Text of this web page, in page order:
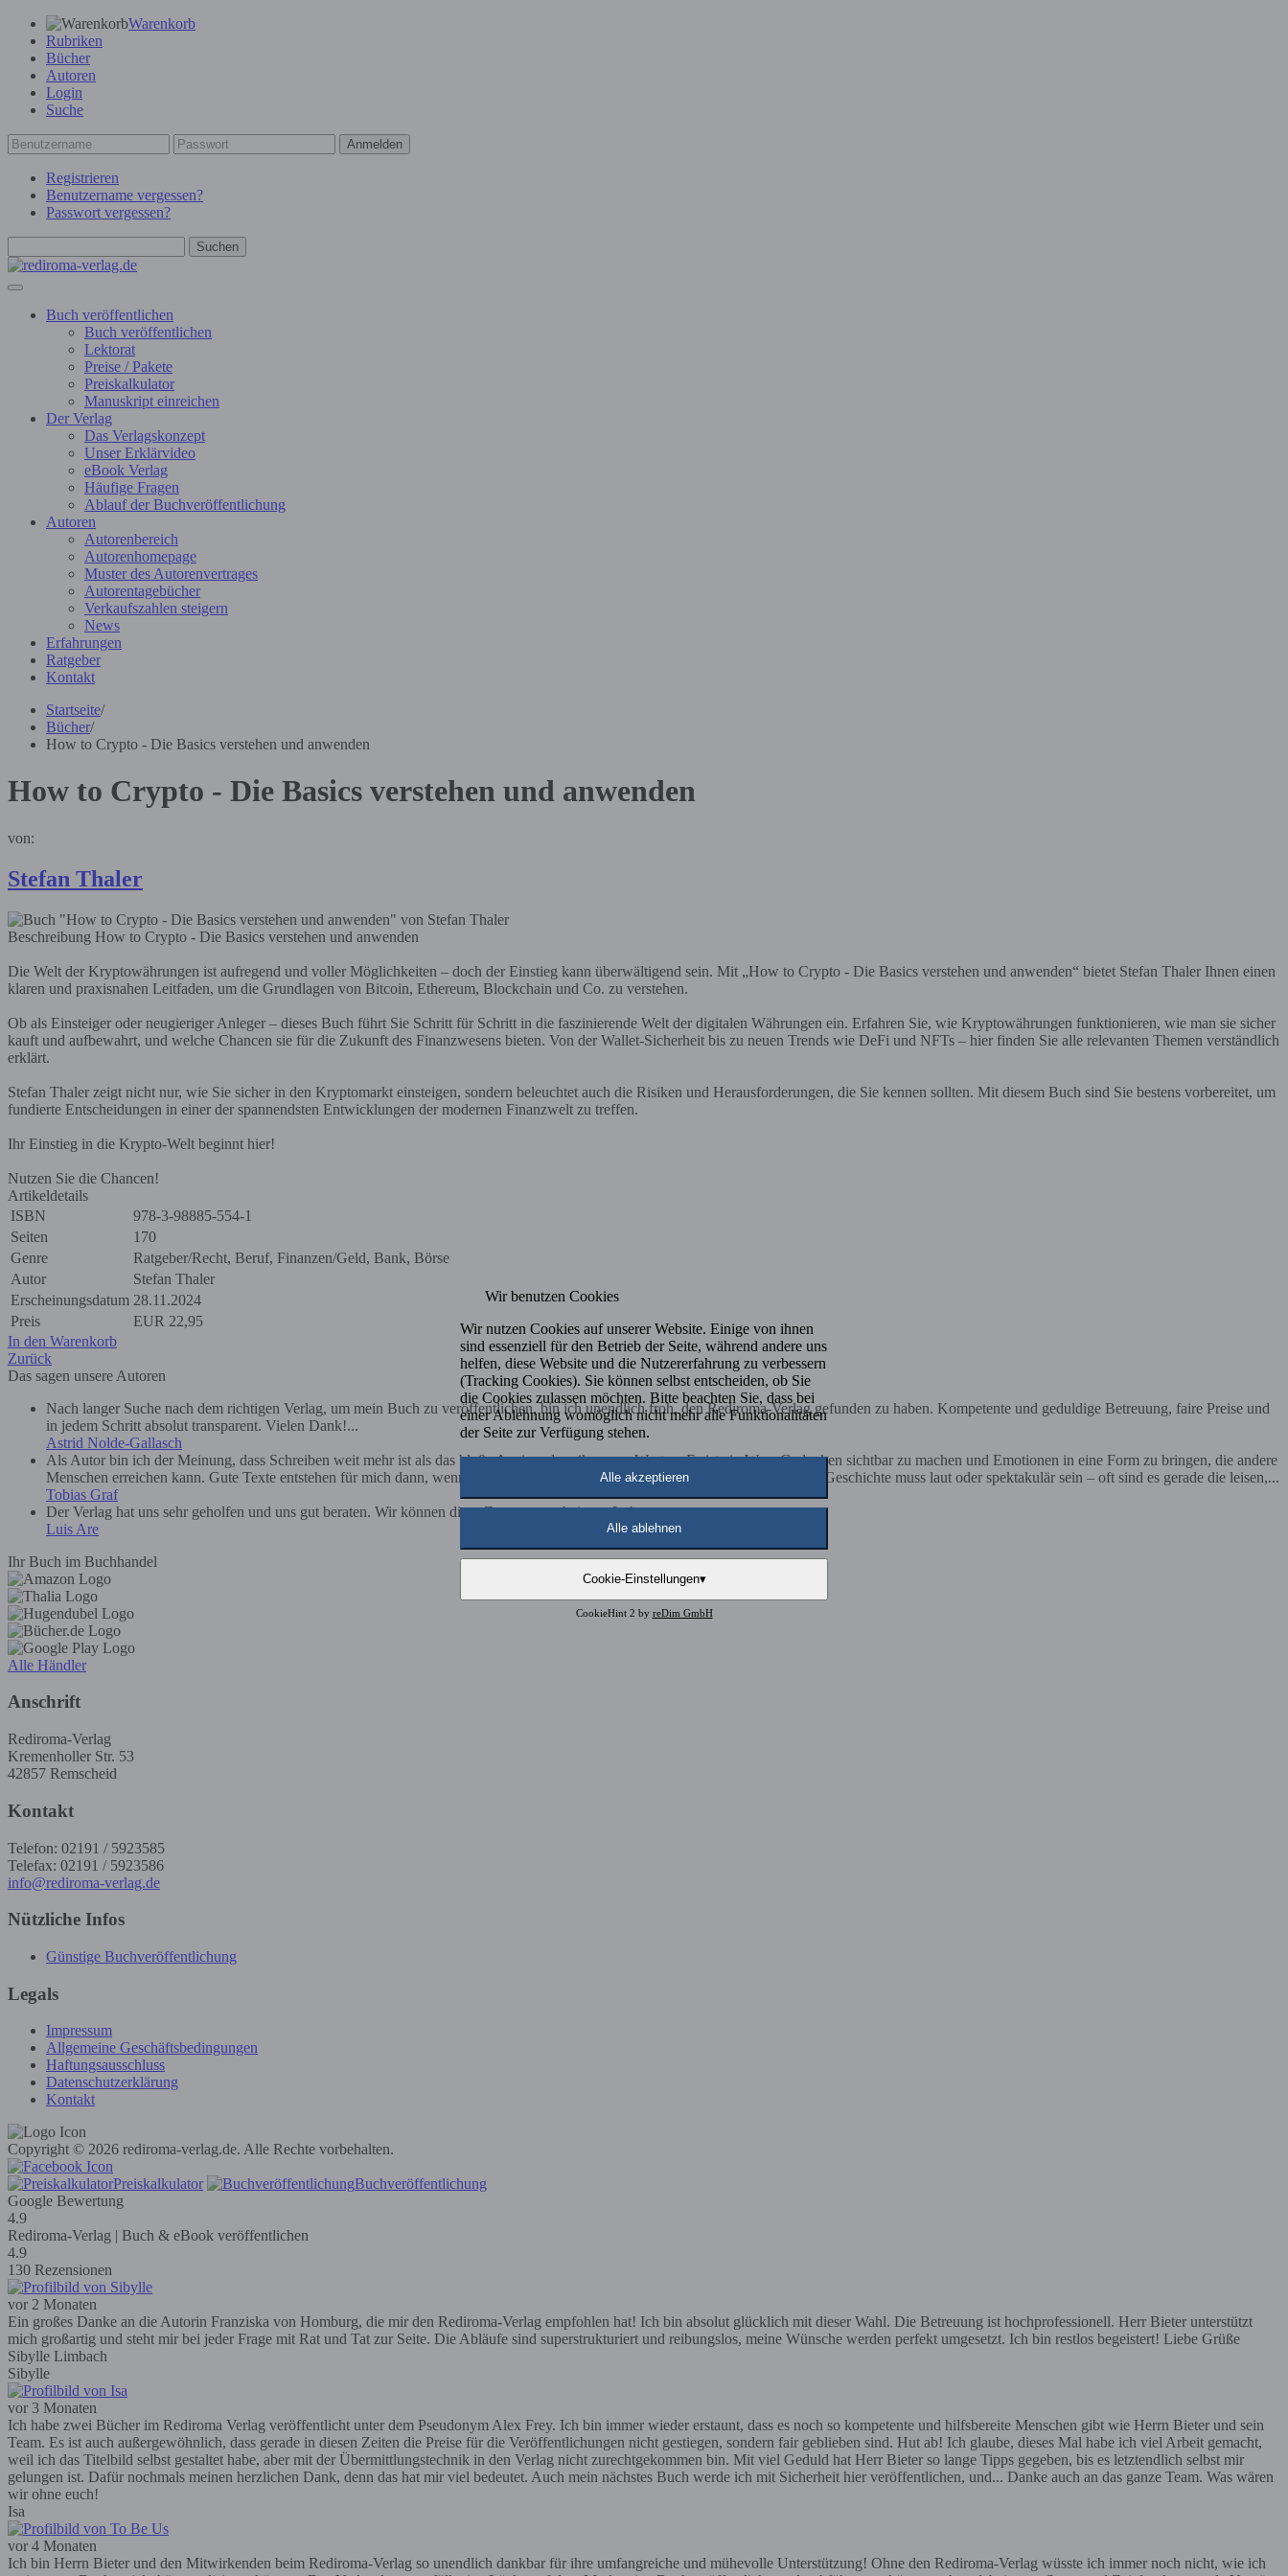
Warenkorb
Rubriken
Bücher
Autoren
Login
Suche
Anmelden
Registrieren
Benutzername vergessen?
Passwort vergessen?
Suchen
Buch veröffentlichen
Buch veröffentlichen
Lektorat
Preise / Pakete
Preiskalkulator
Manuskript einreichen
Der Verlag
Das Verlagskonzept
Unser Erklärvideo
eBook Verlag
Häufige Fragen
Ablauf der Buchveröffentlichung
Autoren
Autorenbereich
Autorenhomepage
Muster des Autorenvertrages
Autorentagebücher
Verkaufszahlen steigern
News
Erfahrungen
Ratgeber
Kontakt
Startseite/
Bücher/
How to Crypto - Die Basics verstehen und anwenden
How to Crypto - Die Basics verstehen und anwenden
von:
Stefan Thaler
Beschreibung How to Crypto - Die Basics verstehen und anwenden
Die Welt der Kryptowährungen ist aufregend und voller Möglichkeiten – doch der Einstieg kann überwältigend sein. Mit „How to Crypto - Die Basics verstehen und anwenden“ bietet Stefan Thaler Ihnen einen
klaren und praxisnahen Leitfaden, um die Grundlagen von Bitcoin, Ethereum, Blockchain und Co. zu verstehen.
Ob als Einsteiger oder neugieriger Anleger – dieses Buch führt Sie Schritt für Schritt in die faszinierende Welt der digitalen Währungen ein. Erfahren Sie, wie Kryptowährungen funktionieren, wie man sie sicher
kauft und aufbewahrt, und welche Chancen sie für die Zukunft des Finanzwesens bieten. Von der Wallet-Sicherheit bis zu neuen Trends wie DeFi und NFTs – hier finden Sie alle relevanten Themen verständlich
erklärt.
Stefan Thaler zeigt nicht nur, wie Sie sicher in den Kryptomarkt einsteigen, sondern beleuchtet auch die Risiken und Herausforderungen, die Sie kennen sollten. Mit diesem Buch sind Sie bestens vorbereitet, um
fundierte Entscheidungen in einer der spannendsten Entwicklungen der modernen Finanzwelt zu treffen.
Ihr Einstieg in die Krypto-Welt beginnt hier!
Nutzen Sie die Chancen!
Artikeldetails
ISBN
978-3-98885-554-1
Seiten
170
Genre
Ratgeber/Recht, Beruf, Finanzen/Geld, Bank, Börse
Autor
Stefan Thaler
Erscheinungsdatum 28.11.2024
Preis
EUR 22,95
In den Warenkorb
Zurück
Das sagen unsere Autoren
Nach langer Suche nach dem richtigen Verlag, um mein Buch zu veröffentlichen, bin ich unendlich froh, den Rediroma-Verlag gefunden zu haben. Kompetente und geduldige Betreuung, faire Preise und
in jedem Schritt absolut transparent. Vielen Dank!...
Astrid Nolde-Gallasch
Als Autor bin ich der Meinung, dass Schreiben weit mehr ist als das bloße Aneinanderreihen von Worten. Es ist ein Weg, Gedanken sichtbar zu machen und Emotionen in eine Form zu bringen, die andere
Menschen erreichen kann. Gute Texte entstehen für mich dann, wenn Ehrlichkeit und Klarheit im Mittelpunkt stehen. Nicht jede Geschichte muss laut oder spektakulär sein – oft sind es gerade die leisen,...
Tobias Graf
Der Verlag hat uns sehr geholfen und uns gut beraten. Wir können diese Zusammenarbeit nur Loben....
Luis Are
Ihr Buch im Buchhandel
Alle Händler
Anschrift
Rediroma-Verlag
Kremenholler Str. 53
42857 Remscheid
Kontakt
Telefon: 02191 / 5923585
Telefax: 02191 / 5923586
info@rediroma-verlag.de
Nützliche Infos
Günstige Buchveröffentlichung
Legals
Impressum
Allgemeine Geschäftsbedingungen
Haftungsausschluss
Datenschutzerklärung
Kontakt
Copyright © 2026 rediroma-verlag.de. Alle Rechte vorbehalten.
Preiskalkulator
Buchveröffentlichung
Google Bewertung
4.9
Rediroma-Verlag | Buch & eBook veröffentlichen
4.9
130 Rezensionen
vor 2 Monaten
Ein großes Danke an die Autorin Franziska von Homburg, die mir den Rediroma-Verlag empfohlen hat! Ich bin absolut glücklich mit dieser Wahl. Die Betreuung ist hochprofessionell. Herr Bieter unterstützt
mich großartig und steht mir bei jeder Frage mit Rat und Tat zur Seite. Die Abläufe sind superstrukturiert und reibungslos, meine Wünsche werden perfekt umgesetzt. Ich bin restlos begeistert! Liebe Grüße
Sibylle Limbach
Sibylle
vor 3 Monaten
Ich habe zwei Bücher im Rediroma Verlag veröffentlicht unter dem Pseudonym Alex Frey. Ich bin immer wieder erstaunt, dass es noch so kompetente und hilfsbereite Menschen gibt wie Herrn Bieter und sein
Team. Es ist auch außergewöhnlich, dass gerade in diesen Zeiten die Preise für die Veröffentlichungen nicht gestiegen, sondern fair geblieben sind. Hut ab! Ich glaube, dieses Mal habe ich viel Arbeit gemacht,
weil ich das Titelbild selbst gestaltet habe, aber mit der Übermittlungstechnik in den Verlag nicht zurechtgekommen bin. Mit viel Geduld hat Herr Bieter so lange Tipps gegeben, bis es letztendlich selbst mir
gelungen ist. Dafür nochmals meinen herzlichen Dank, denn das hat mir viel bedeutet. Auch mein nächstes Buch werde ich mit Sicherheit hier veröffentlichen, und... Danke auch an das ganze Team. Was wären
wir ohne euch!
Isa
vor 4 Monaten
Ich bin Herrn Bieter und den Mitwirkenden beim Rediroma-Verlag so unendlich dankbar für ihre umfangreiche und mühevolle Unterstützung! Ohne den Rediroma-Verlag wüsste ich immer noch nicht, wie ich
Wir benutzen Cookies
Wir nutzen Cookies auf unserer Website. Einige von ihnen
sind essenziell für den Betrieb der Seite, während andere uns
helfen, diese Website und die Nutzererfahrung zu verbessern
(Tracking Cookies). Sie können selbst entscheiden, ob Sie
die Cookies zulassen möchten. Bitte beachten Sie, dass bei
einer Ablehnung womöglich nicht mehr alle Funktionalitäten
der Seite zur Verfügung stehen.
Alle akzeptieren
Alle ablehnen
Cookie-Einstellungen▾
CookieHint 2 by reDim GmbH